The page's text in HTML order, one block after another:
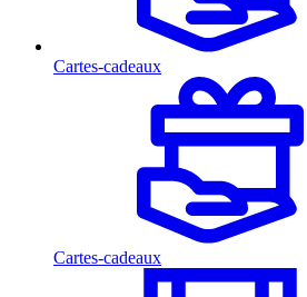
Cartes-cadeaux
Cartes-cadeaux